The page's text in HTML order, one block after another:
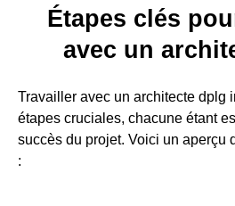
Étapes clés
avec un
Travailler avec un architecte dplg
étapes cruciales, chacune étant
succès du projet. Voici un aperçu
: